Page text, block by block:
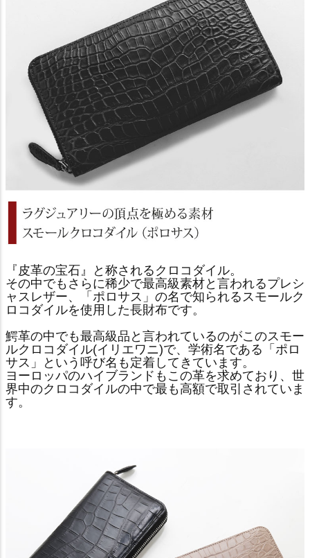
『皮革の宝石』と称されるクロコダイル。
その中でもさらに稀少で最高級素材と言われるプレシ
ャスレザー、「ポロサス」の名で知られるスモールク
ロコダイルを使用した長財布です。
鰐革の中でも最高級品と言われているのがこのスモー
ルクロコダイル(イリエワニ)で、学術名である「ポロ
サス」という呼び名も定着してきています。
ヨーロッパのハイブランドもこの革を求めており、世
界中のクロコダイルの中で最も高額で取引されていま
す。